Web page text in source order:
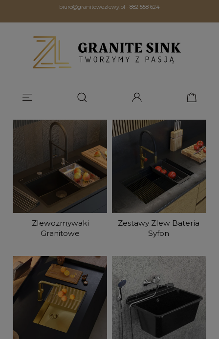
biuro@granitowezlewy.pl · 882 558 624
Zlewozmywaki
Granitowe
Zestawy Zlew Bateria
Syfon